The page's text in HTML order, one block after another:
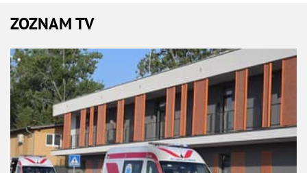
ZOZNAM TV